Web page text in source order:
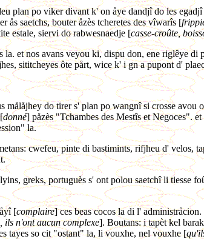
plan po viker divant k' on åye dandjî do les
ås saetchs, bouter åzès tcheretes des vîwarîs [
estale, siervi do rabwesnaedje [casse-croûte,
et nos avans veyou ki, dispu don, ene riglêye
sititcheyes ôte pårt, wice k' i gn a pupont d'
målåjhey do tirer s' plan po wangnî si crosse
donné] påzès "Tchambes des Mestîs et Negoces".
la.
cwefeu, pinte di bastimints, rifjheu d'
greks, portuguès s' ont polou saetchî li tiesse
[complaire] ces beas cocos la di l'
ils n'ont aucun complexe]. Boutans: i tapèt kel
tayes so cit "ostant" la, li vouxhe, nel vouxhe [